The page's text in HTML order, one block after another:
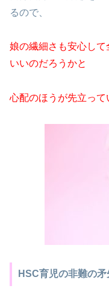
るので、
娘の繊細さも安心し
いいのだろうかと
心配のほうが先立って
HSC育児の非難の矛